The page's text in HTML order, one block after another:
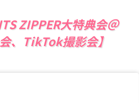
ZIPPER大特典会＠
、TikTok撮影会】